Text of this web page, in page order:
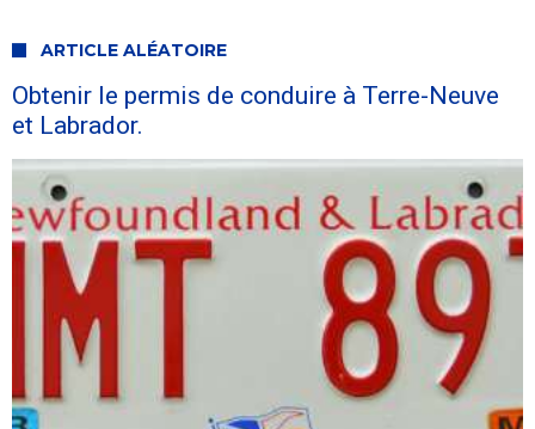
ARTICLE ALÉATOIRE
Obtenir le permis de conduire à Terre-Neuve
et Labrador.